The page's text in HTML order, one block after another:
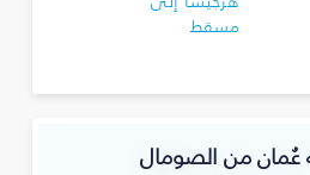
مسقط
عُمان من الصومال